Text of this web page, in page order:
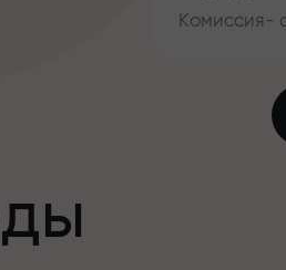
Комиссия-